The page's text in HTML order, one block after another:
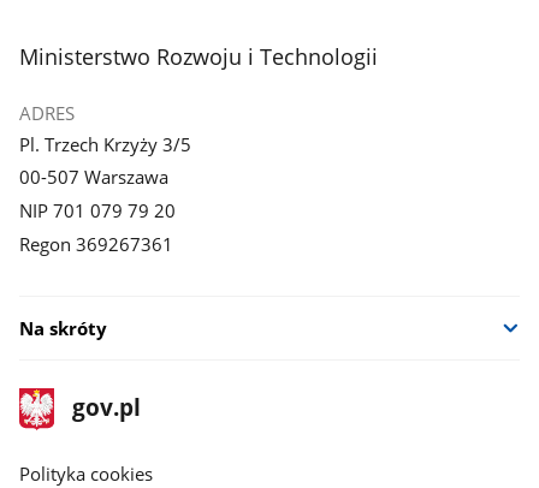
stopka
Ministerstwo Rozwoju i Technologii
ADRES
Pl. Trzech Krzyży 3/5
00-507 Warszawa
NIP 701 079 79 20
Regon 369267361
Na skróty
stopka
gov.pl
Strona
gov.pl
gov.pl
Polityka cookies